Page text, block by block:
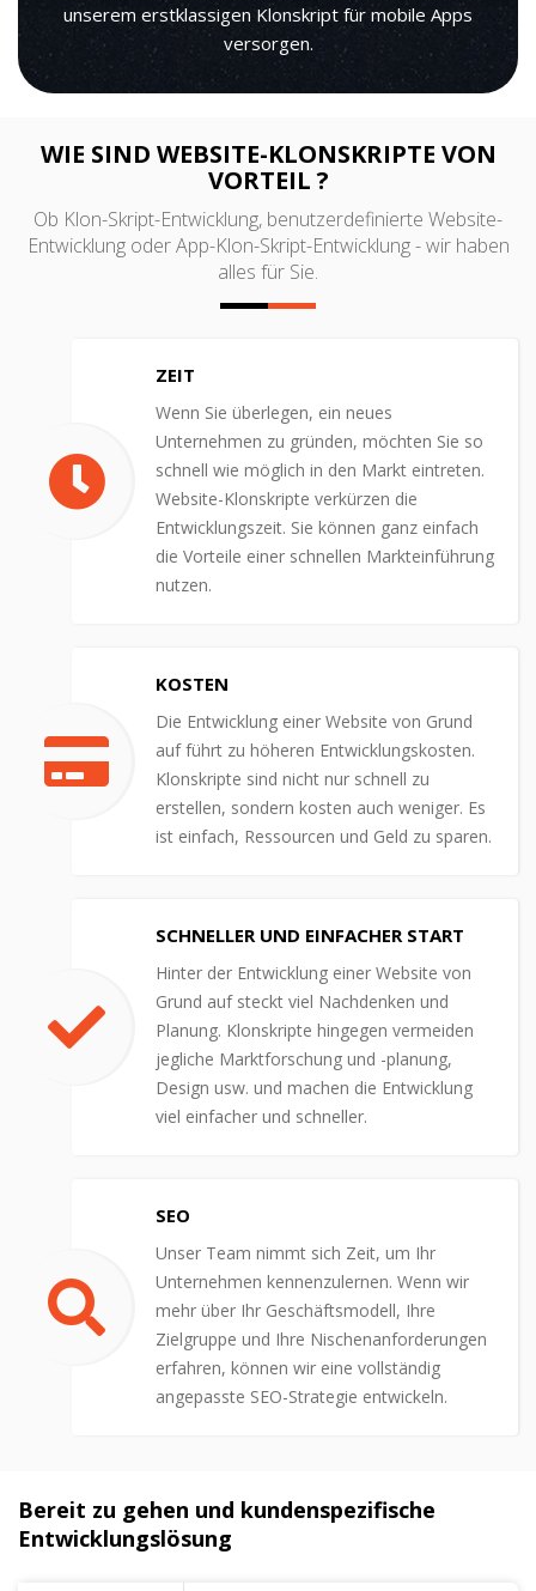
unserem erstklassigen Klonskript für mobile Apps
versorgen.
WIE SIND WEBSITE-KLONSKRIPTE VON
VORTEIL ?
Ob Klon-Skript-Entwicklung, benutzerdefinierte Website-
Entwicklung oder App-Klon-Skript-Entwicklung - wir haben
alles für Sie.
ZEIT
Wenn Sie überlegen, ein neues
Unternehmen zu gründen, möchten Sie so
schnell wie möglich in den Markt eintreten.
Website-Klonskripte verkürzen die
Entwicklungszeit. Sie können ganz einfach
die Vorteile einer schnellen Markteinführung
nutzen.
KOSTEN
Die Entwicklung einer Website von Grund
auf führt zu höheren Entwicklungskosten.
Klonskripte sind nicht nur schnell zu
erstellen, sondern kosten auch weniger. Es
ist einfach, Ressourcen und Geld zu sparen.
SCHNELLER UND EINFACHER START
Hinter der Entwicklung einer Website von
Grund auf steckt viel Nachdenken und
Planung. Klonskripte hingegen vermeiden
jegliche Marktforschung und -planung,
Design usw. und machen die Entwicklung
viel einfacher und schneller.
SEO
Unser Team nimmt sich Zeit, um Ihr
Unternehmen kennenzulernen. Wenn wir
mehr über Ihr Geschäftsmodell, Ihre
Zielgruppe und Ihre Nischenanforderungen
erfahren, können wir eine vollständig
angepasste SEO-Strategie entwickeln.
Bereit zu gehen und kundenspezifische
Entwicklungslösung